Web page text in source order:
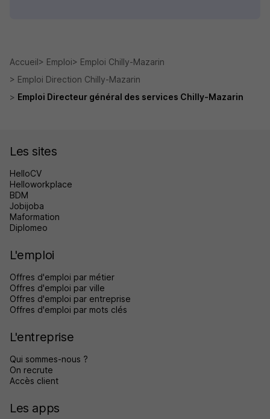
Accueil Emploi
Emploi Chilly-Mazarin
Emploi Direction Chilly-Mazarin
Emploi Directeur général des services Chilly-Mazarin
Les sites
HelloCV
Helloworkplace
BDM
Jobijoba
Maformation
Diplomeo
L'emploi
Offres d'emploi par métier
Offres d'emploi par ville
Offres d'emploi par entreprise
Offres d'emploi par mots clés
L'entreprise
Qui sommes-nous ?
On recrute
Accès client
Les apps